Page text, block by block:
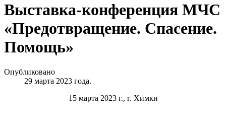
Выставка-конференция МЧС
«Предотвращение. Спасение.
Помощь»
Опубликовано
29 марта 2023 года.
15 марта 2023 г., г. Химки